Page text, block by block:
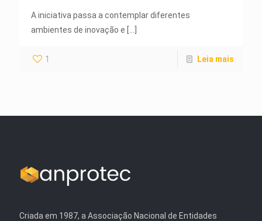
A iniciativa passa a contemplar diferentes
ambientes de inovação e
1 Leia mais
Criada em 1987, a Associação Nacional de Entidades